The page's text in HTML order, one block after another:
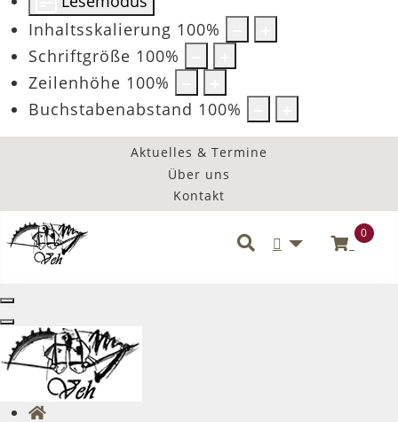
Inhaltsskalierung 100%
Schriftgröße 100%
Zeilenhöhe 100%
Buchstabenabstand 100%
Aktuelles & Termine
Über uns
Kontakt
Benutzermenü
0